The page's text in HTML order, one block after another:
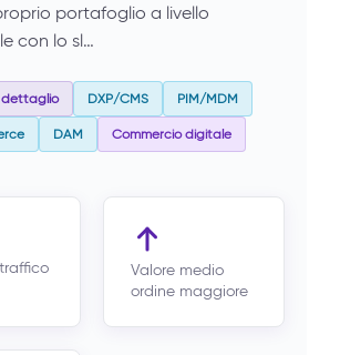
portafoglio a livello
con lo sl…
dettaglio DXP/CMS PIM/MDM
DAM Commercio digitale
Valore medio
ordine maggiore